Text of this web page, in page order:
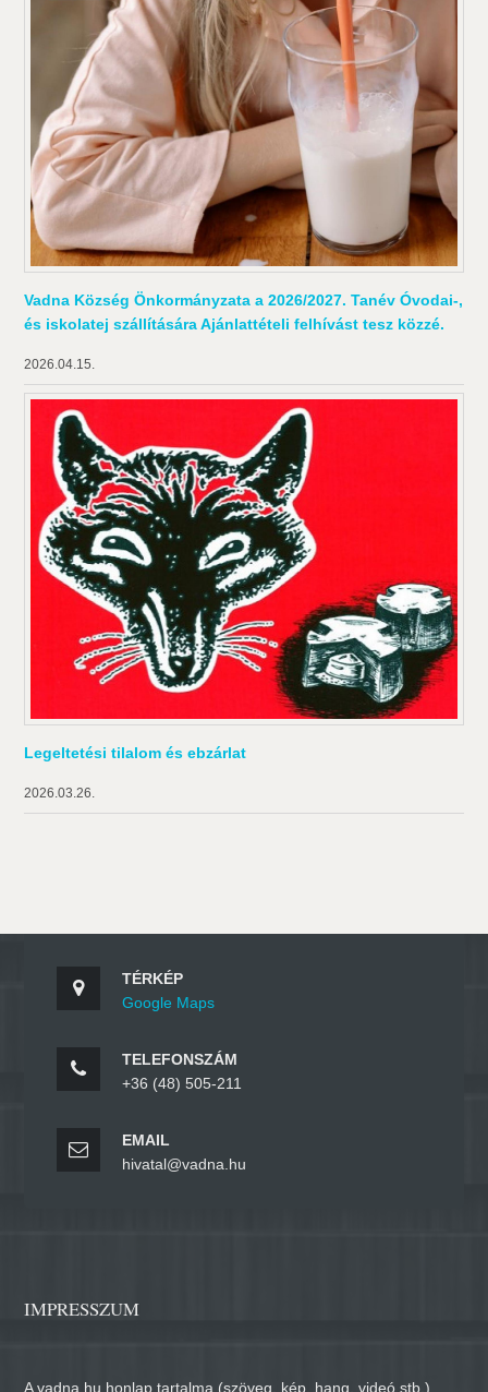
Vadna Község Önkormányzata a 2026/2027. Tanév Óvodai-,
és iskolatej szállítására Ajánlattételi felhívást tesz közzé.
2026.04.15.
Legeltetési tilalom és ebzárlat
2026.03.26.
TÉRKÉP
Google Maps
TELEFONSZÁM
+36 (48) 505-211
EMAIL
hivatal@vadna.hu
IMPRESSZUM
A vadna.hu honlap tartalma (szöveg, kép, hang, videó stb.)